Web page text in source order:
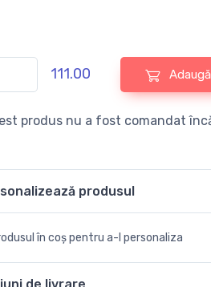
111.00
produs nu a fost comandat
produsul
în coș pentru a-l personaliza